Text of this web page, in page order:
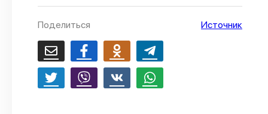
Поделиться Источник